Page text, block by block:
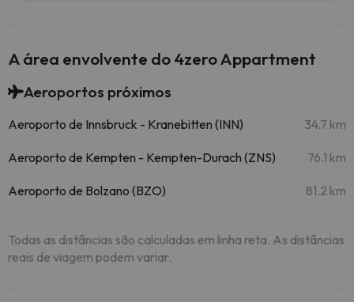
A área envolvente do 4zero Appartment
Aeroportos próximos
Aeroporto de Innsbruck - Kranebitten (INN) 34.7 km
Aeroporto de Kempten - Kempten-Durach (ZNS) 76.1 km
Aeroporto de Bolzano (BZO) 81.2 km
Todas as distâncias são calculadas em linha reta. As distâncias
reais de viagem podem variar.